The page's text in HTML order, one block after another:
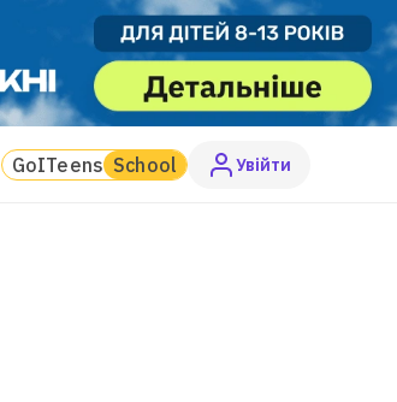
GoITeens School Увiйти